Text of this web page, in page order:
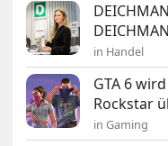
in Handel
GTA 6
Rockstar
in Gaming